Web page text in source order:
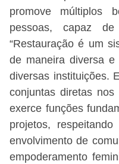
promove múltiplos
pessoas, capaz
“Restauração é um
de maneira diversa
diversas instituições.
conjuntas diretas
exerce funções
projetos,
envolvimento de
empoderamento